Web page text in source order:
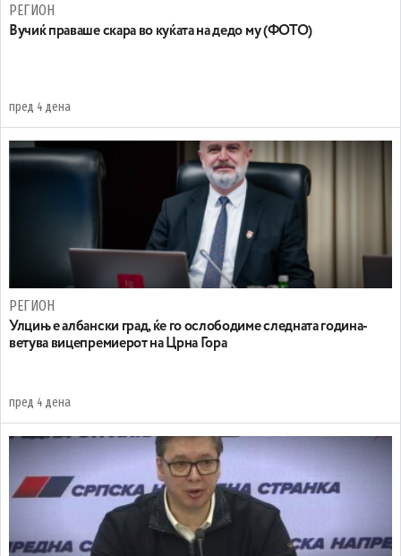
РЕГИОН
Вучиќ праваше скара во куќата на дедо му (ФОТО)
пред 4 дена
РЕГИОН
Улцињ е албански град, ќе го ослободиме следната година-
ветува вицепремиерот на Црна Гора
пред 4 дена